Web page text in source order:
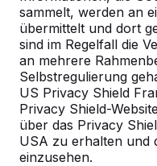
sammelt, werden an
übermittelt und dort
sind im Regelfall die
an mehrere
Selbstregulierung
US Privacy Shield
Privacy Shield-
über das Privacy
USA zu erhalten und
einzusehen.
Wie schwer sind
Bänke aus Beton?
Welche Vorteile
aus Beton für
HeBlad?